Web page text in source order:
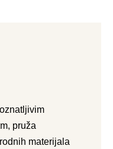
pruža
materijala